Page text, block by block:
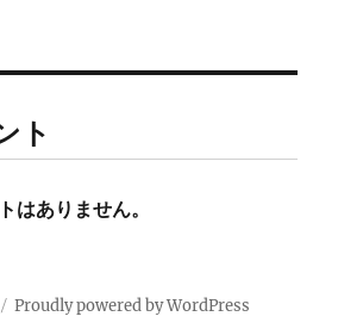
ト
はありません。
Proudly powered by WordPress